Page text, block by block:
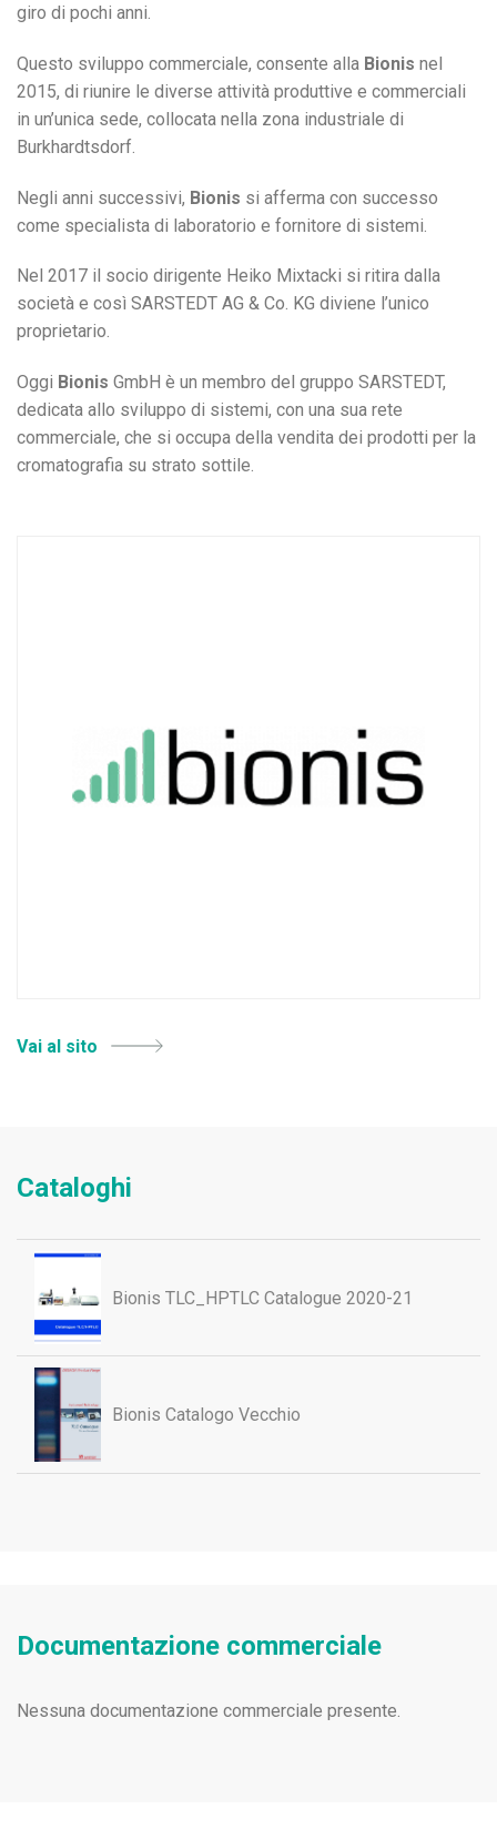
giro di pochi anni.
Questo sviluppo commerciale, consente alla Bionis nel
2015, di riunire le diverse attività produttive e commerciali
in un’unica sede, collocata nella zona industriale di
Burkhardtsdorf.
Negli anni successivi, Bionis si afferma con successo
come specialista di laboratorio e fornitore di sistemi.
Nel 2017 il socio dirigente Heiko Mixtacki si ritira dalla
società e così SARSTEDT AG & Co. KG diviene l’unico
proprietario.
Oggi Bionis GmbH è un membro del gruppo SARSTEDT,
dedicata allo sviluppo di sistemi, con una sua rete
commerciale, che si occupa della vendita dei prodotti per la
cromatografia su strato sottile.
Vai al sito
Cataloghi
Bionis TLC_HPTLC Catalogue 2020-21
Bionis Catalogo Vecchio
Documentazione commerciale
Nessuna documentazione commerciale presente.